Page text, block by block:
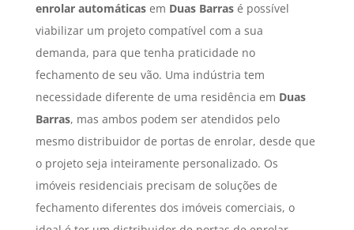
enrolar automáticasem Duas Barrasé possível
viabilizar um projeto compatível com a sua
demanda, para que tenha praticidade no
fechamento de seu vão. Uma indústria tem
necessidade diferente de uma residência em Duas
Barras, mas ambos podem ser atendidos pelo
mesmo distribuidor de portas de enrolar, desde que
o projeto seja inteiramente personalizado. Os
imóveis residenciais precisam de soluções de
fechamento diferentes dos imóveis comerciais, o